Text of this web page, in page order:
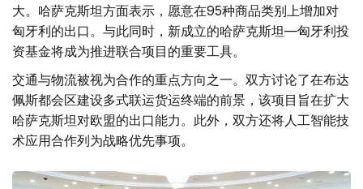
大。哈萨克斯坦方面表示，愿意在95种商品类别上增加对
匈牙利的出口。与此同时，新成立的哈萨克斯坦—匈牙利投
资基金将成为推进联合项目的重要工具。
交通与物流被视为合作的重点方向之一。双方讨论了在布达
佩斯都会区建设多式联运货运终端的前景，该项目旨在扩大
哈萨克斯坦对欧盟的出口能力。此外，双方还将人工智能技
术应用合作列为战略优先事项。